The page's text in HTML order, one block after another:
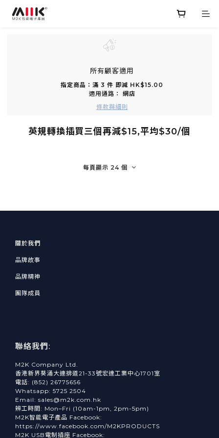
所有顧客適用
指定商品：滿 3 件 即減 HK$15.00
適用通路： 網店
條款與細則
英規轉換插買三個再減$15,平均$30/個
每頁顯示 24 個
關於我們
品牌故事
品牌精神
團隊成員
聯絡我們:
M2K Company Ltd.
香港新界葵涌大連排道21-33號宏達工業中心1701室
電話: (852) 26775656
Whatsapp: 5725 2504
Email: sales@m2k.com.hk
辨工時間: Mon–Fri (10am-1pm, 2pm-5pm)
M2K智能電子產品 Facebook:
https://www.facebook.com/M2KPRODUCTS
M2K USB電制插座 Facebook: